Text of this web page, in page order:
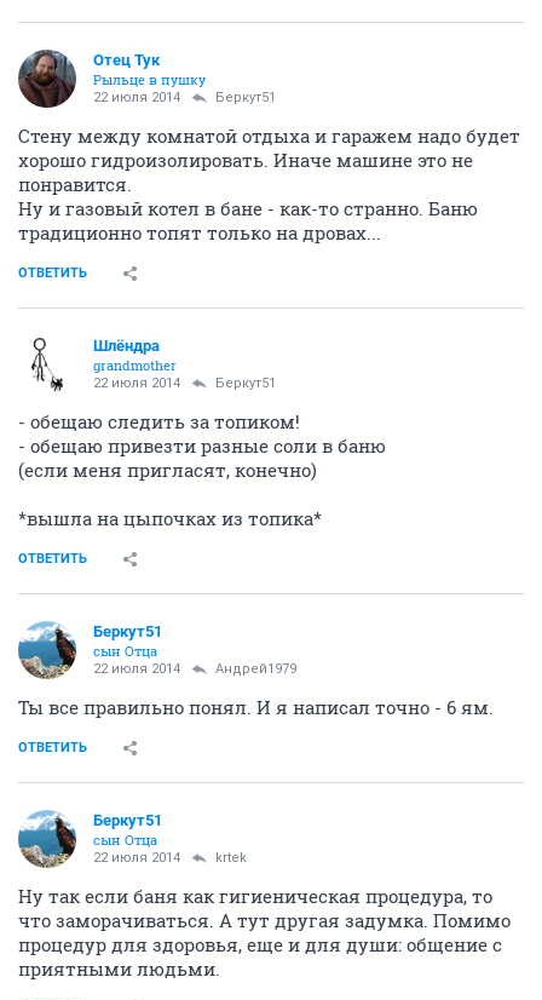
Отец Тук
Рыльце в пушку
22 июля 2014 Беркут51
Стену между комнатой отдыха и гаражем надо будет
хорошо гидроизолировать. Иначе машине это не
понравится.
Ну и газовый котел в бане - как-то странно. Баню
традиционно топят только на дровах...
ОТВЕТИТЬ
Шлёндра
grandmother
22 июля 2014 Беркут51
- обещаю следить за топиком!
- обещаю привезти разные соли в баню
(если меня пригласят, конечно)
*вышла на цыпочках из топика*
ОТВЕТИТЬ
Беркут51
сын Отца
22 июля 2014 Андрей1979
Ты все правильно понял. И я написал точно - 6 ям.
ОТВЕТИТЬ
Беркут51
сын Отца
22 июля 2014 krtek
Ну так если баня как гигиеническая процедура, то
что заморачиваться. А тут другая задумка. Помимо
процедур для здоровья, еще и для души: общение с
приятными людьми.